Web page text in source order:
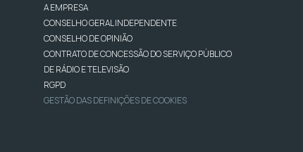
A EMPRESA
CONSELHO GERAL INDEPENDENTE
CONSELHO DE OPINIÃO
CONTRATO DE CONCESSÃO DO SERVIÇO PÚBLICO
DE RÁDIO E TELEVISÃO
RGPD
GESTÃO DAS DEFINIÇÕES DE COOKIES